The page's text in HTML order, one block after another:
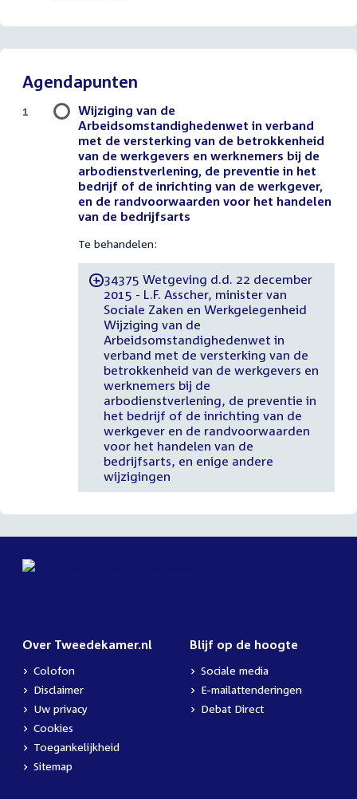
Agendapunten
Wijziging van de
Arbeidsomstandighedenwet in verband
met de versterking van de betrokkenheid
van de werkgevers en werknemers bij de
arbodienstverlening, de preventie in het
bedrijf of de inrichting van de werkgever,
en de randvoorwaarden voor het handelen
van de bedrijfsarts
Te behandelen:
-34375 Wetgeving d.d. 22 december
2015 - L.F. Asscher, minister van
Sociale Zaken en Werkgelegenheid
Wijziging van de
Arbeidsomstandighedenwet in
verband met de versterking van de
betrokkenheid van de werkgevers en
werknemers bij de
arbodienstverlening, de preventie in
het bedrijf of de inrichting van de
werkgever en de randvoorwaarden
voor het handelen van de
bedrijfsarts, en enige andere
wijzigingen
1
Over Tweedekamer.nl
Colofon
Disclaimer
Uw privacy
Cookies
Toegankelijkheid
Sitemap
Blijf op de hoogte
Sociale media
E-mailattenderingen
Debat Direct